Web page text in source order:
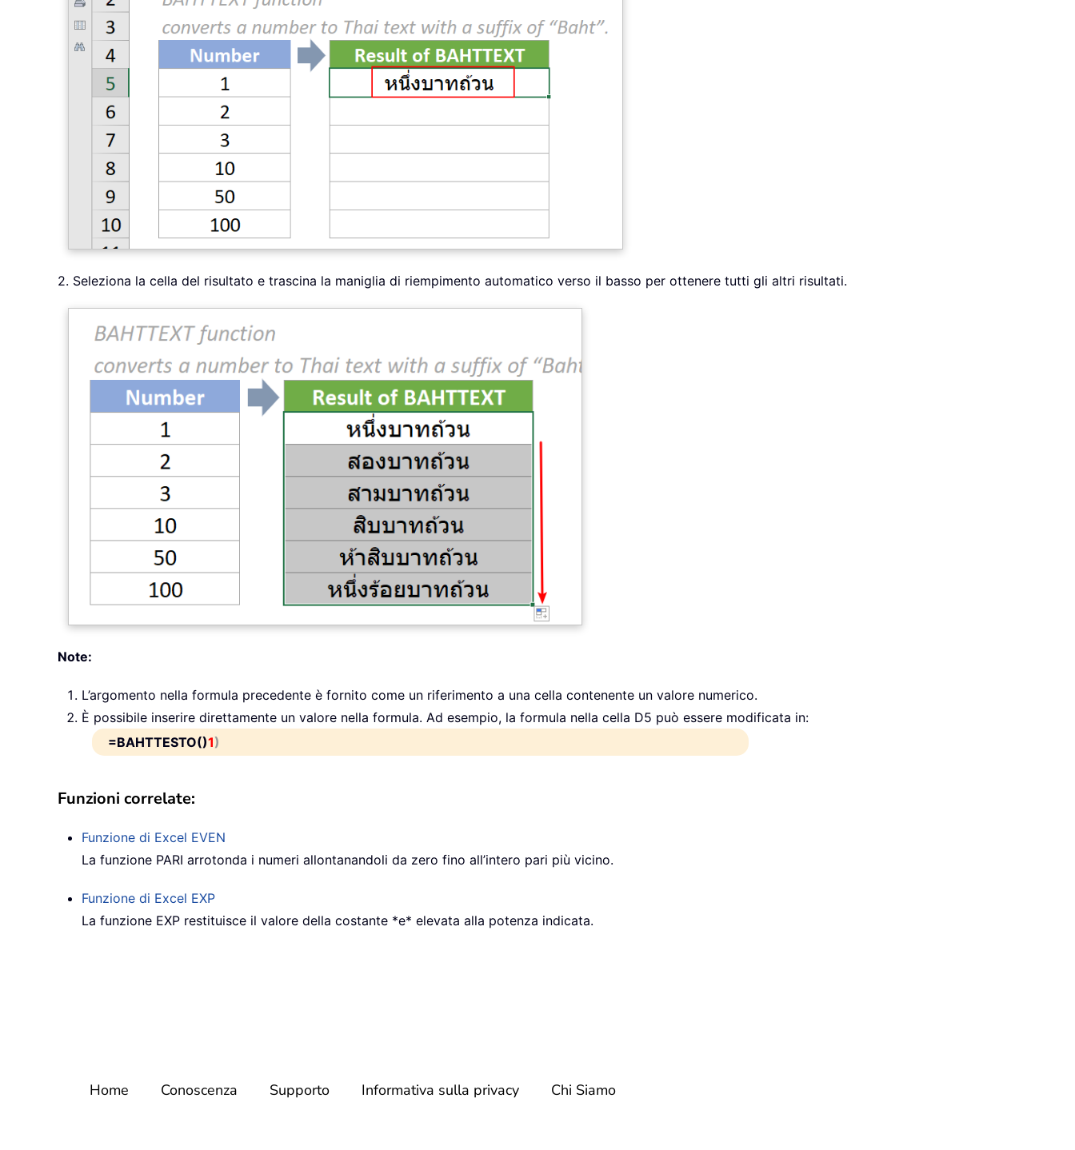
2. Seleziona la cella del risultato e trascina la maniglia di riempimento automatico verso il basso per ottenere tutti gli altri risultati.
Note:
L’argomento nella formula precedente è fornito come un riferimento a una cella contenente un valore numerico.
È possibile inserire direttamente un valore nella formula. Ad esempio, la formula nella cella D5 può essere modificata in:
=BAHTTESTO()1)
Funzioni correlate:
Funzione di Excel EVEN
La funzione PARI arrotonda i numeri allontanandoli da zero fino all’intero pari più vicino.
Funzione di Excel EXP
La funzione EXP restituisce il valore della costante *e* elevata alla potenza indicata.
Home Conoscenza Supporto Informativa sulla privacy Chi Siamo